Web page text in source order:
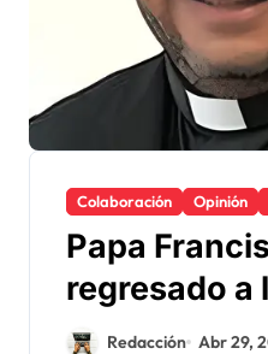
Colaboración Opinión
Papa
regresado a
Padre
Redacción Abr 29,